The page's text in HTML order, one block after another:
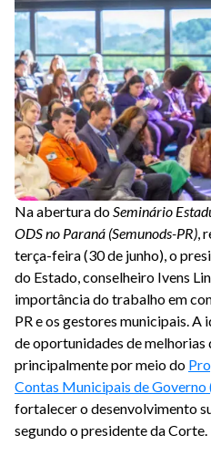
Na abertura do Seminário
ODS no Paraná (Semunods-PR) ,
terça-feira (30 de junho), o
do Estado, conselheiro Ivens
importância do trabalho em
PR e os gestores municipais.
de oportunidades de
principalmente por meio do
Contas Municipais de Governo
fortalecer o desenvolvimento
segundo o presidente da Corte.